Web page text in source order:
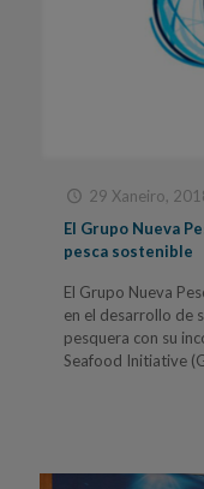
29 Xaneiro,
El Grupo Nueva
pesca sostenible
El Grupo Nueva
en el desarrollo de
pesquera con su
Seafood Initiative